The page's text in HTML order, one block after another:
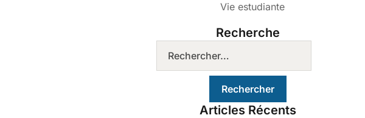
Vie estudiante
Recherche
Articles Récents